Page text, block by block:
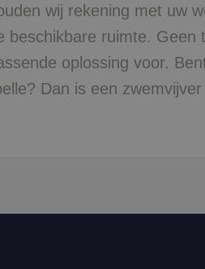
wij rekening met uw
beschikbare ruimte. Geen
oplossing voor.
Dan is een